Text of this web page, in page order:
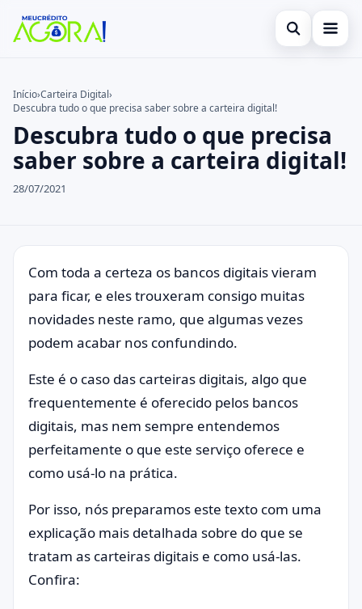
Abrir busca
Cartão de Crédito
Empréstimo
Finanças
Buscar no site
Buscar por:
Pressione Enter para buscar ou ESC para fechar.
Início›Carteira Digital›
Descubra tudo o que precisa saber sobre a carteira digital!
Descubra tudo o que precisa
saber sobre a carteira digital!
28/07/2021
Com toda a certeza os bancos digitais vieram
para ficar, e eles trouxeram consigo muitas
novidades neste ramo, que algumas vezes
podem acabar nos confundindo.
Este é o caso das carteiras digitais, algo que
frequentemente é oferecido pelos bancos
digitais, mas nem sempre entendemos
perfeitamente o que este serviço oferece e
como usá-lo na prática.
Por isso, nós preparamos este texto com uma
explicação mais detalhada sobre do que se
tratam as carteiras digitais e como usá-las.
Confira: